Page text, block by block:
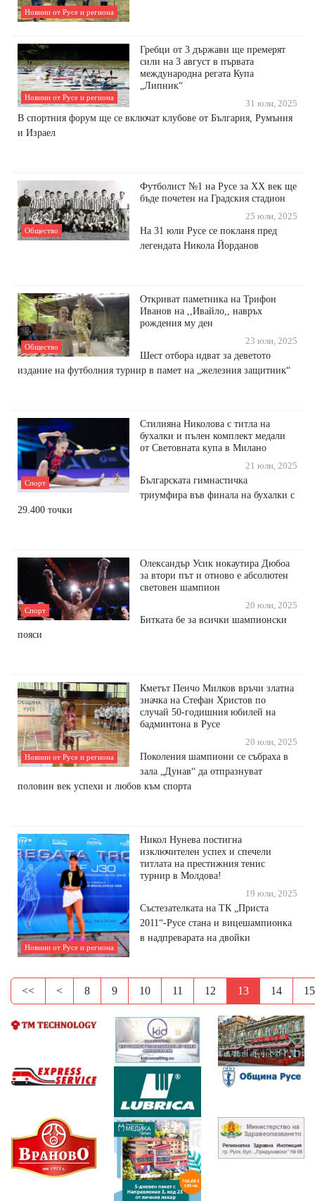
Новини от Русе и региона
Новини от Русе и региона
Гребци от 3 държави ще премерят
сили на 3 август в първата
международна регата Купа
„Липник“
31 юли, 2025
В спортния форум ще се включат клубове от България, Румъния
и Израел
Общество
Футболист №1 на Русе за ХХ век ще
бъде почетен на Градския стадион
25 юли, 2025
На 31 юли Русе се покланя пред
легендата Никола Йорданов
Общество
Откриват паметника на Трифон
Иванов на ,,Ивайло,, навръх
рождения му ден
23 юли, 2025
Шест отбора идват за деветото
издание на футболния турнир в памет на „железния защитник“
Спорт
Стилияна Николова с титла на
бухалки и пълен комплект медали
от Световната купа в Милано
21 юли, 2025
Българската гимнастичка
триумфира във финала на бухалки с
29.400 точки
Спорт
Олександър Усик нокаутира Дюбоа
за втори път и отново е абсолютен
световен шампион
20 юли, 2025
Битката бе за всички шампионски
пояси
Новини от Русе и региона
Кметът Пенчо Милков връчи златна
значка на Стефан Христов по
случай 50-годишния юбилей на
бадминтона в Русе
20 юли, 2025
Поколения шампиони се събраха в
зала „Дунав“ да отпразнуват
половин век успехи и любов към спорта
Новини от Русе и региона
Никол Нунева постигна
изключителен успех и спечели
титлата на престижния тенис
турнир в Молдова!
19 юли, 2025
Състезателката на ТК „Приста
2011“-Русе стана и вицешампионка
в надпреварата на двойки
<< < 8 9 10 11 12 13 14 15